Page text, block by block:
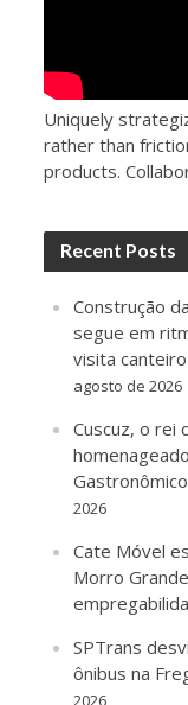
Uniquely
rather than
products.
Recent Posts
Construção
segue em
visita
agosto de 2026
Cuscuz, o rei
2026
Cate Móvel
Morro
SPTrans
ônibus na